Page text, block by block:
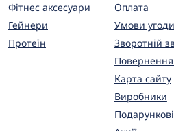
Фітнес аксесуари
Гейнери
Протеїн
Оплата
Умови угоди
Зворотній
Карта сайту
Виробники